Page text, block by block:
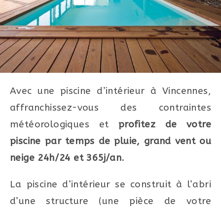
Avec une piscine d’intérieur à Vincennes,
affranchissez-vous des contraintes
météorologiques et profitez de votre
piscine par temps de pluie, grand vent ou
neige 24h/24 et 365j/an.
La piscine d’intérieur se construit à l’abri
d’une structure (une pièce de votre